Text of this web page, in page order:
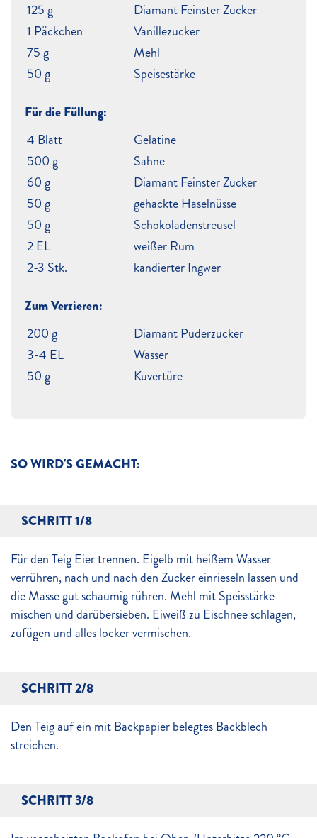
SO WIRD'S GEMACHT:
SCHRITT 1/8
Für den Teig Eier trennen. Eigelb mit heißem Wasser
verrühren, nach und nach den Zucker einrieseln lassen und
die Masse gut schaumig rühren. Mehl mit Speisstärke
mischen und darübersieben. Eiweiß zu Eischnee schlagen,
zufügen und alles locker vermischen.
SCHRITT 2/8
Den Teig auf ein mit Backpapier belegtes Backblech
streichen.
SCHRITT 3/8
125 g
Diamant Feinster Zucker
1 Päckchen
Vanillezucker
75 g
Mehl
50 g
Speisestärke
Für die Füllung:
4 Blatt
Gelatine
500 g
Sahne
60 g
Diamant Feinster Zucker
50 g
gehackte Haselnüsse
50 g
Schokoladenstreusel
2 EL
weißer Rum
2-3 Stk.
kandierter Ingwer
Zum Verzieren:
200 g
Diamant Puderzucker
3-4 EL
Wasser
50 g
Kuvertüre